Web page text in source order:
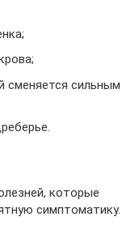
сменяется сильным
которые
симптоматику.